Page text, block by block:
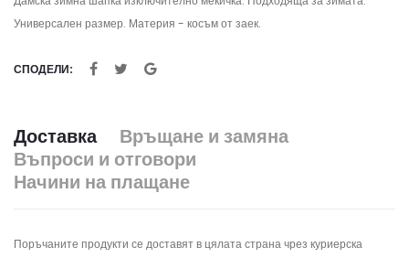
Универсален размер. Материя - косъм от заек.
СПОДЕЛИ:
Доставка
Връщане и замяна
Въпроси и отговори
Начини на плащане
Поръчаните продукти се доставят в цялата страна чрез куриерска